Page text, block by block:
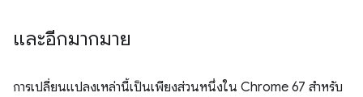
และอีกมากมาย
การเปลี่ยนแปลงเหล่านี้เป็นเพียงส่วนหนึ่งใน Chrome 67 สำหรับ